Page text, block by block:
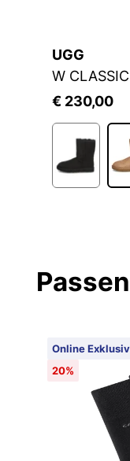
UGG
W
€ 230,00
Online Exklusiv
20%